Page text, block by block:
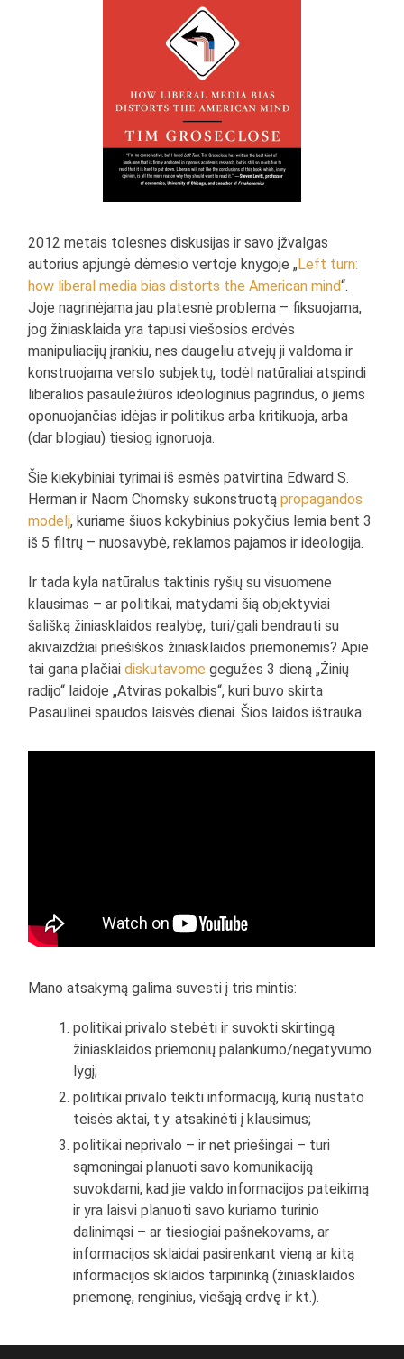
2012 metais tolesnes diskusijas ir savo įžvalgas
autorius apjungė dėmesio vertoje knygoje „Left turn:
how liberal media bias distorts the American mind“.
Joje nagrinėjama jau platesnė problema – fiksuojama,
jog žiniasklaida yra tapusi viešosios erdvės
manipuliacijų įrankiu, nes daugeliu atvejų ji valdoma ir
konstruojama verslo subjektų, todėl natūraliai atspindi
liberalios pasaulėžiūros ideologinius pagrindus, o jiems
oponuojančias idėjas ir politikus arba kritikuoja, arba
(dar blogiau) tiesiog ignoruoja.
Šie kiekybiniai tyrimai iš esmės patvirtina Edward S.
Herman ir Naom Chomsky sukonstruotąpropagandos
modelį, kuriame šiuos kokybinius pokyčius lemia bent 3
iš 5 filtrų – nuosavybė, reklamos pajamos ir ideologija.
Ir tada kyla natūralus taktinis ryšių su visuomene
klausimas – ar politikai, matydami šią objektyviai
šališką žiniasklaidos realybę, turi/gali bendrauti su
akivaizdžiai priešiškos žiniasklaidos priemonėmis? Apie
tai gana plačiaidiskutavome gegužės 3 dieną „Žinių
radijo“ laidoje „Atviras pokalbis“, kuri buvo skirta
Pasaulinei spaudos laisvės dienai. Šios laidos ištrauka:
Mano atsakymą galima suvesti į tris mintis:
politikai privalo stebėti ir suvokti skirtingą
žiniasklaidos priemonių palankumo/negatyvumo
lygį;
politikai privalo teikti informaciją, kurią nustato
teisės aktai, t.y. atsakinėti į klausimus;
politikai neprivalo – ir net priešingai – turi
sąmoningai planuoti savo komunikaciją
suvokdami, kad jie valdo informacijos pateikimą
ir yra laisvi planuoti savo kuriamo turinio
dalinimąsi – ar tiesiogiai pašnekovams, ar
informacijos sklaidai pasirenkant vieną ar kitą
informacijos sklaidos tarpininką (žiniasklaidos
priemonę, renginius, viešąją erdvę ir kt.).